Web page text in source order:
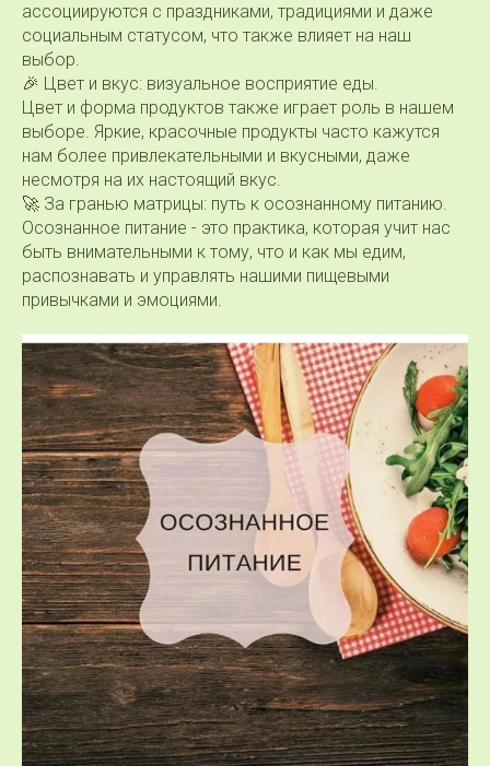
ассоциируются с праздниками, традициями и даже
социальным статусом, что также влияет на наш
выбор.
🎉 Цвет и вкус: визуальное восприятие еды.
Цвет и форма продуктов также играет роль в нашем
выборе. Яркие, красочные продукты часто кажутся
нам более привлекательными и вкусными, даже
несмотря на их настоящий вкус.
🚀 За гранью матрицы: путь к осознанному питанию.
Осознанное питание - это практика, которая учит нас
быть внимательными к тому, что и как мы едим,
распознавать и управлять нашими пищевыми
привычками и эмоциями.